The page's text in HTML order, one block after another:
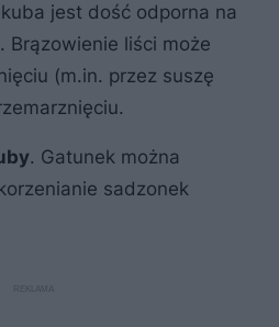
jest dość odporna na
Brązowienie liści może
(m.in. przez suszę
. Gatunek można
sadzonek